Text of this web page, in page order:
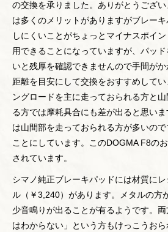
の交換を承りました。ありがとうござ
は多くのメリットがありますがブレー
しにくいことがちょっとマイナスポイ
用できることになっていますが、パッ
いと残厚を確認できませんので手間が
距離を目安にして交換をおすすめして
ングロードを主に走っておられる方と
る方では摩耗具合にも差が出ると思い
は山間部を走っておられる方が多いの
ことにしています。このDOGMA F8の
されています。
シマノ純正ブレーキパッドには材質に
ル（￥3,240）があります。メタルの方
少音鳴りが出ることが有るようです。
はわからない」という方もけっこうお